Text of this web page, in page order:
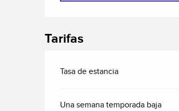
Tarifas
Tasa de estancia
Una semana temporada baja